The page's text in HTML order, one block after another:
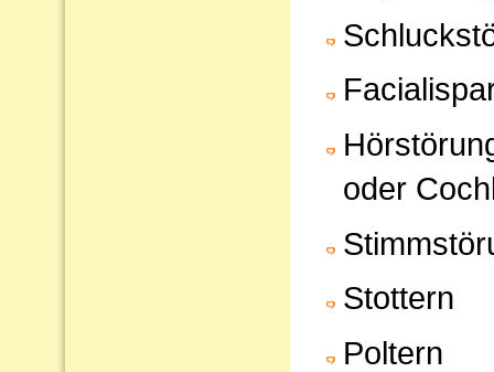
oder
Stottern
Poltern